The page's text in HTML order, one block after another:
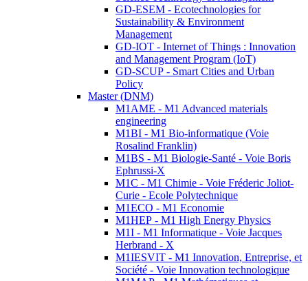
GD-ESEM - Ecotechnologies for
Sustainability & Environment
Management
GD-IOT - Internet of Things : Innovation
and Management Program (IoT)
GD-SCUP - Smart Cities and Urban
Policy
Master (DNM)
M1AME - M1 Advanced materials
engineering
M1BI - M1 Bio-informatique (Voie
Rosalind Franklin)
M1BS - M1 Biologie-Santé - Voie Boris
Ephrussi-X
M1C - M1 Chimie - Voie Fréderic Joliot-
Curie - Ecole Polytechnique
M1ECO - M1 Economie
M1HEP - M1 High Energy Physics
M1I - M1 Informatique - Voie Jacques
Herbrand - X
M1IESVIT - M1 Innovation, Entreprise, et
Société - Voie Innovation technologique